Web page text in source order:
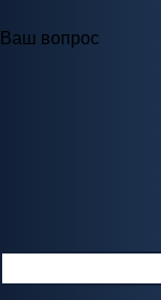
Ваш вопрос